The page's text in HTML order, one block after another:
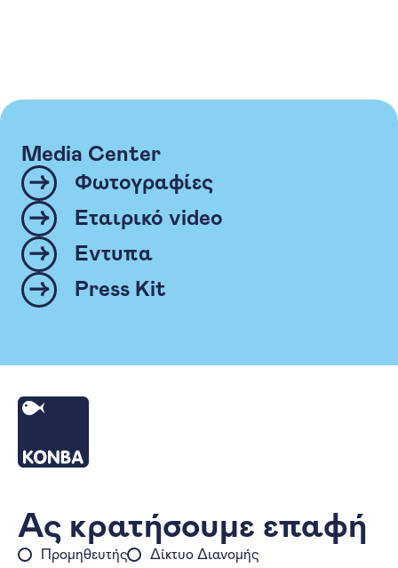
Media Center
Φωτογραφίες
Εταιρικό video
Έντυπα
Press Kit
Αρχική
Ας κρατήσουμε επαφή
Προμηθευτής
Δίκτυο Διανομής